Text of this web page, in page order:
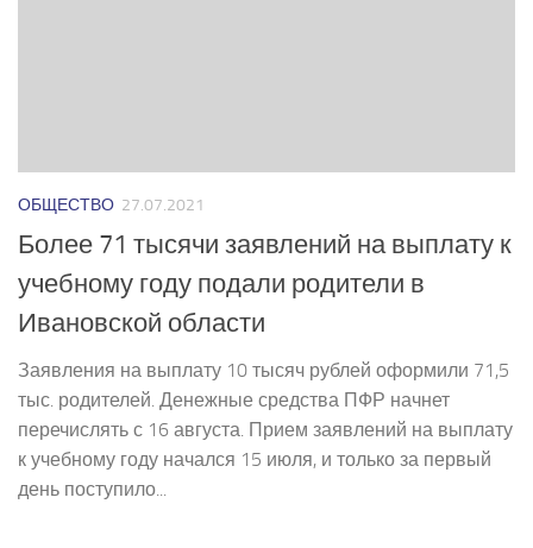
ОБЩЕСТВО 27.07.2021
Более 71 тысячи заявлений на выплату к
учебному году подали родители в
Ивановской области
Заявления на выплату 10 тысяч рублей оформили 71,5
тыс. родителей. Денежные средства ПФР начнет
перечислять с 16 августа. Прием заявлений на выплату
к учебному году начался 15 июля, и только за первый
день поступило...